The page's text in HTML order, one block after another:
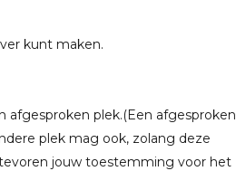
kunt maken.
plek.(Een afgesproken
plek mag ook, zolang deze
jouw toestemming voor het